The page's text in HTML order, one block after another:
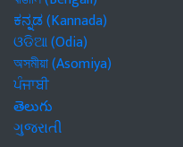
ಕನ್ನಡ (Kannada)
ଓଡିଆ (Odia)
অসমীয়া (Asomiya)
ਪੰਜਾਬੀ
తెలుగు
ગુજરાતી